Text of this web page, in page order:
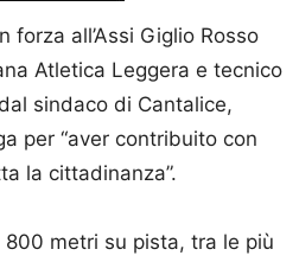
all’Assi Giglio Rosso
Atletica Leggera e tecnico
sindaco di Cantalice,
per “aver contribuito con
la cittadinanza”.
metri su pista, tra le più